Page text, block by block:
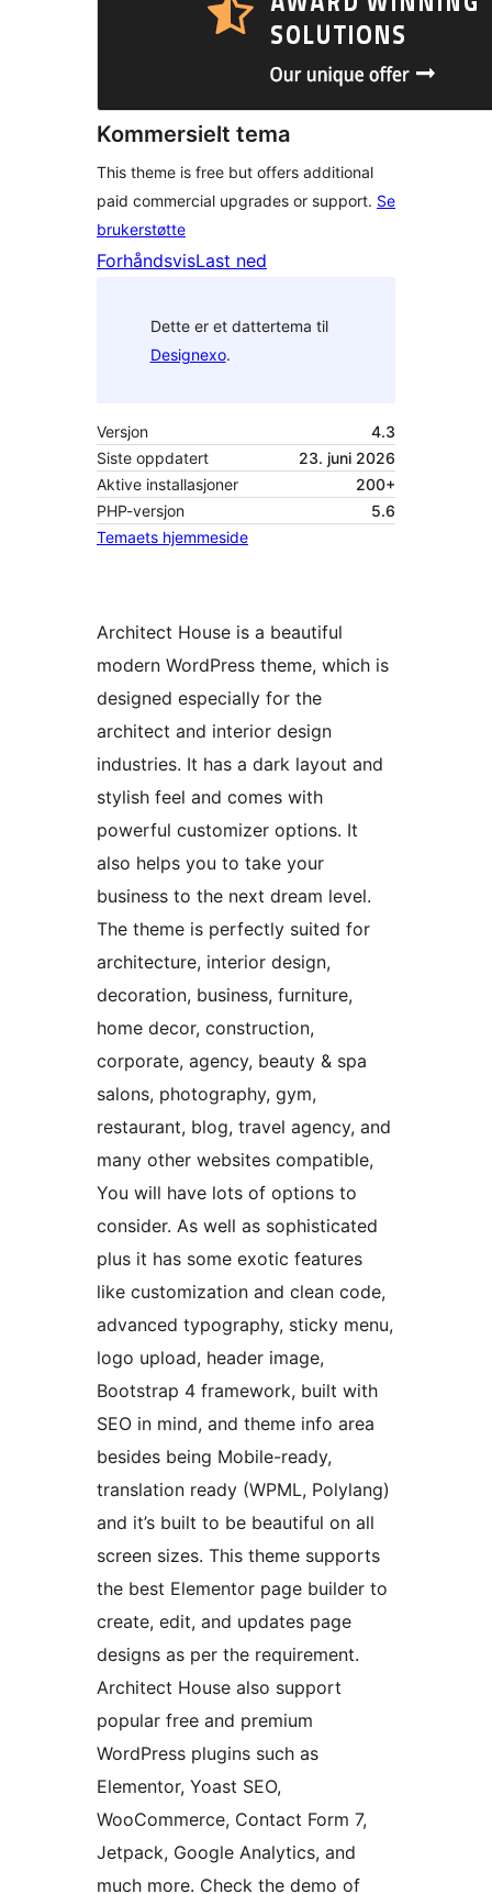
Kommersielt tema
This theme is free but offers additional
paid commercial upgrades or support. Se
brukerstøtte
ForhåndsvisLast ned
Dette er et dattertema til
Designexo.
Versjon
4.3
Siste oppdatert
23. juni 2026
Aktive installasjoner
200+
PHP-versjon
5.6
Temaets hjemmeside
Architect House is a beautiful
modern WordPress theme, which is
designed especially for the
architect and interior design
industries. It has a dark layout and
stylish feel and comes with
powerful customizer options. It
also helps you to take your
business to the next dream level.
The theme is perfectly suited for
architecture, interior design,
decoration, business, furniture,
home decor, construction,
corporate, agency, beauty & spa
salons, photography, gym,
restaurant, blog, travel agency, and
many other websites compatible,
You will have lots of options to
consider. As well as sophisticated
plus it has some exotic features
like customization and clean code,
advanced typography, sticky menu,
logo upload, header image,
Bootstrap 4 framework, built with
SEO in mind, and theme info area
besides being Mobile-ready,
translation ready (WPML, Polylang)
and it’s built to be beautiful on all
screen sizes. This theme supports
the best Elementor page builder to
create, edit, and updates page
designs as per the requirement.
Architect House also support
popular free and premium
WordPress plugins such as
Elementor, Yoast SEO,
WooCommerce, Contact Form 7,
Jetpack, Google Analytics, and
much more. Check the demo of